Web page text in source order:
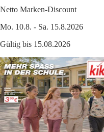
Netto Marken-Discount
Mo. 10.8. - Sa. 15.8.2026
Gültig bis 15.08.2026